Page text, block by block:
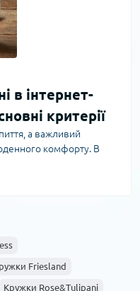
в інтернет-
критерії
а важливий
комфорту. В
якість, стиль і
кожен з яких має
- Керамічні
міцності,
Friesland
Кружки Rose&Tulipani